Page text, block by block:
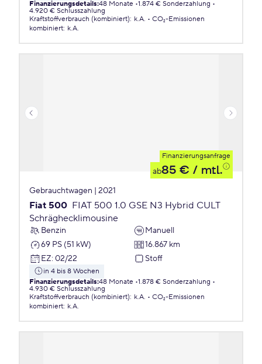
Finanzierungsdetails:48 Monate 1.874 € Sonderzahlung
4.920 € Schlusszahlung
Kraftstoffverbrauch (kombiniert): k.A.
CO₂-Emissionen
kombiniert: k.A.
Finanzierungsanfrage
ab85 € / mtl.
Gebrauchtwagen | 2021
Fiat 500 FIAT 500 1.0 GSE N3 Hybrid CULT
Schräghecklimousine
Benzin
Manuell
69 PS (51 kW)
16.867 km
EZ: 02/22 Stoff
in 4 bis 8 Wochen
Finanzierungsdetails:48 Monate 1.878 € Sonderzahlung
4.930 € Schlusszahlung
Kraftstoffverbrauch (kombiniert): k.A.
CO₂-Emissionen
kombiniert: k.A.